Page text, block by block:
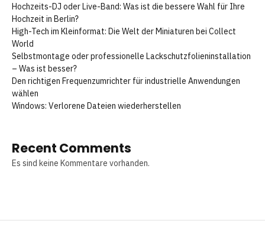
Hochzeits-DJ oder Live-Band: Was ist die bessere Wahl für Ihre
Hochzeit in Berlin?
High-Tech im Kleinformat: Die Welt der Miniaturen bei Collect
World
Selbstmontage oder professionelle Lackschutzfolieninstallation
– Was ist besser?
Den richtigen Frequenzumrichter für industrielle Anwendungen
wählen
Windows: Verlorene Dateien wiederherstellen
Recent Comments
Es sind keine Kommentare vorhanden.